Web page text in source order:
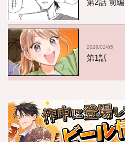
第2話 前編
2026/02/05
第1話